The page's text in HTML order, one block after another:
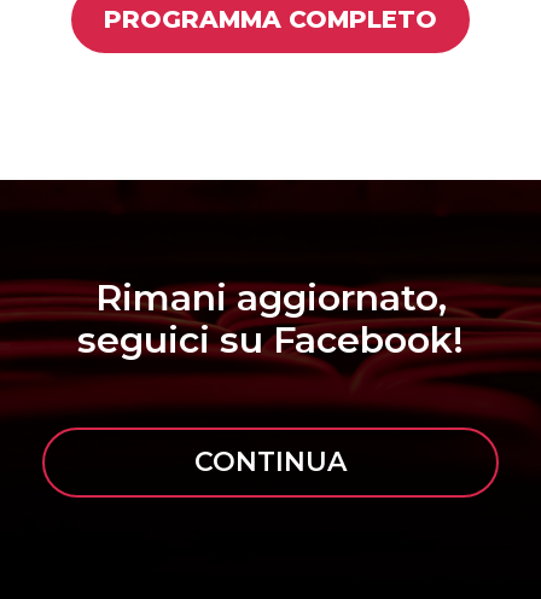
PROGRAMMA COMPLETO
Rimani aggiornato,
seguici su Facebook!
CONTINUA